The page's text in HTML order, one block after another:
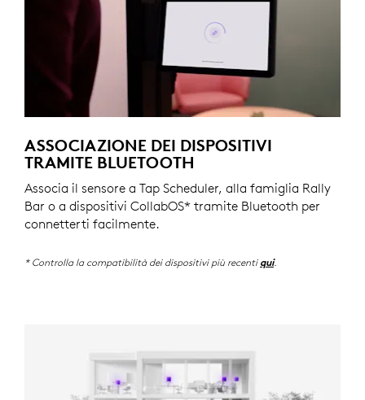
ASSOCIAZIONE DEI DISPOSITIVI
TRAMITE BLUETOOTH
Associa il sensore a Tap Scheduler, alla famiglia Rally
Bar o a dispositivi CollabOS* tramite Bluetooth per
connetterti facilmente.
* Controlla la compatibilità dei dispositivi più recenti qui.